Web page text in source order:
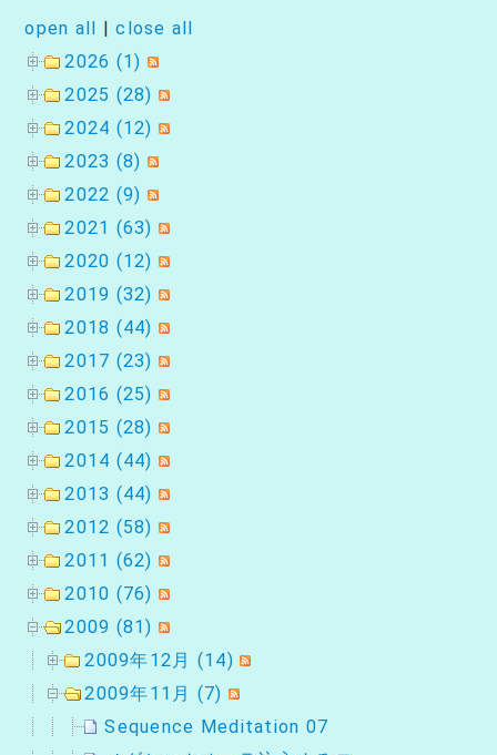
open all |close all
2026 (1)
2025 (28)
2024 (12)
2023 (8)
2022 (9)
2021 (63)
2020 (12)
2019 (32)
2018 (44)
2017 (23)
2016 (25)
2015 (28)
2014 (44)
2013 (44)
2012 (58)
2011 (62)
2010 (76)
2009 (81)
2009年12月 (14)
2009年11月 (7)
Sequence Meditation 07